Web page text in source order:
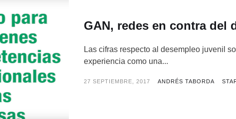
GAN, redes en contra del
Las cifras respecto al desempleo juvenil
experiencia como una...
27 SEPTIEMBRE, 2017 ANDRÉS TABORDA